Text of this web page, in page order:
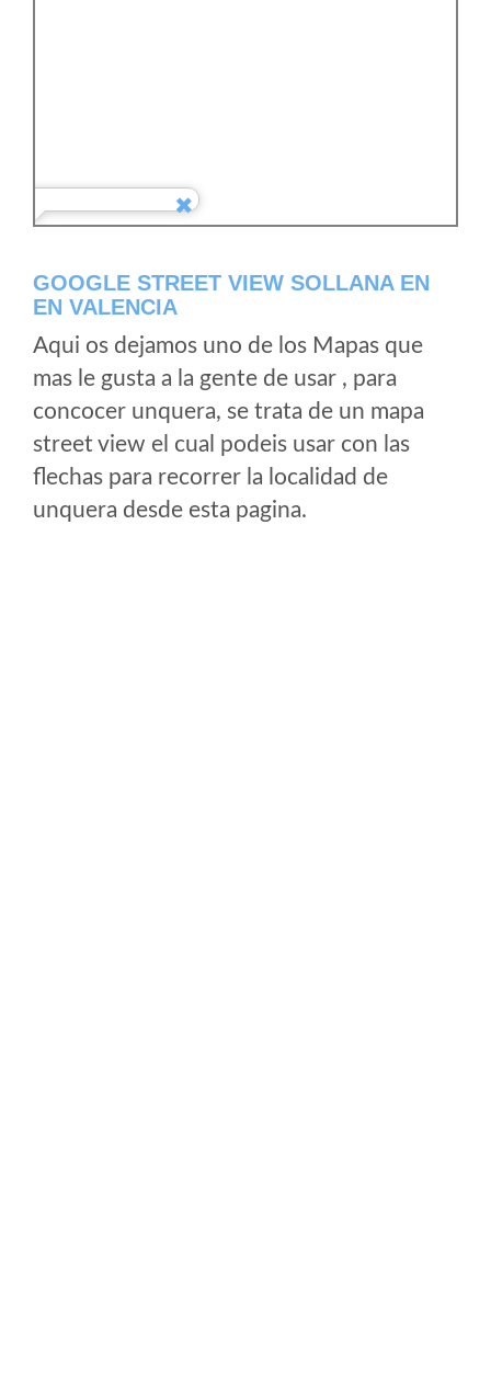
GOOGLE STREET VIEW SOLLANA EN
EN VALENCIA
Aqui os dejamos uno de los Mapas que
mas le gusta a la gente de usar , para
concocer unquera, se trata de un mapa
street view el cual podeis usar con las
flechas para recorrer la localidad de
unquera desde esta pagina.